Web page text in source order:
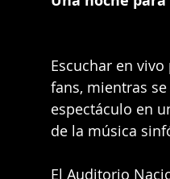
Escuchar en
fans, mientras
espectáculo en
de la música
El Auditorio